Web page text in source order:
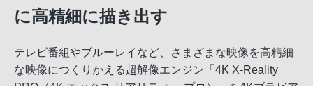
に高精細に描き出す
テレビ番組やブルーレイなど、さまざまな映像を高精細
な映像につくりかえる超解像エンジン「4K X-Reality